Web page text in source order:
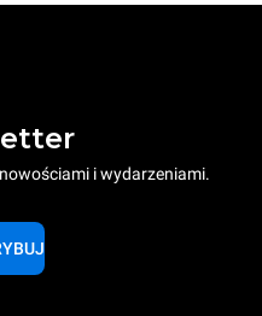
i wydarzeniami.